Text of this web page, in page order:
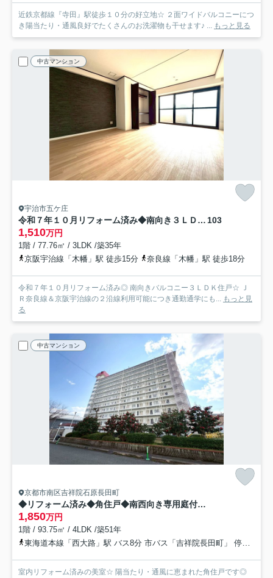
近鉄京都線『寺田』駅徒歩１０分の好立地☆ ２面ワイドバルコニーにつ
き陽当たり・通風良好でたくさんのお洗濯物も干せます♪ ... もっと見る
中古マンション
宇治市五ケ庄
令和７年１０月リフォーム済み◆南向き３ＬＤＫ◆ＪＲ＆京阪２沿線利用可◆グラン・ドムール宇治木幡 103
1,510万円
1階 / 77.76㎡ / 3LDK /築35年
京阪宇治線「木幡」駅 徒歩15分
奈良線「木幡」駅 徒歩18分
令和７年１０月リフォーム済み◎ 南向きバルコニー３ＬＤＫ住戸☆ Ｊ
Ｒ奈良線＆京阪宇治線の２沿線利用可能につき通勤通学にも... もっと見
る
中古マンション
京都市南区吉祥院石原長田町
◆リフォーム済み◆角住戸◆南西向き専用庭付き◆広々４LDK◆桂川ハイツ４号館
1,850万円
1階 / 93.75㎡ / 4LDK /築51年
東海道本線「西大路」駅 バス8分 市バス「吉祥院長田町」 停歩4分
室内リフォーム済みの美室☆ 陽当たり・通風に恵まれた角住戸です◎